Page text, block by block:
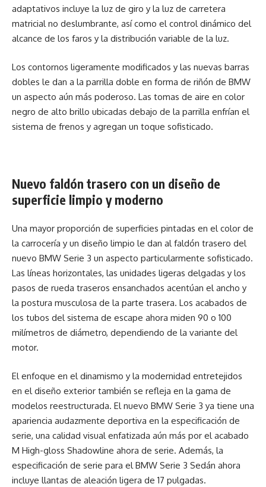
adaptativos incluye la luz de giro y la luz de carretera
matricial no deslumbrante, así como el control dinámico del
alcance de los faros y la distribución variable de la luz.
Los contornos ligeramente modificados y las nuevas barras
dobles le dan a la parrilla doble en forma de riñón de BMW
un aspecto aún más poderoso. Las tomas de aire en color
negro de alto brillo ubicadas debajo de la parrilla enfrían el
sistema de frenos y agregan un toque sofisticado.
Nuevo faldón trasero con un diseño de
superficie limpio y moderno
Una mayor proporción de superficies pintadas en el color de
la carrocería y un diseño limpio le dan al faldón trasero del
nuevo BMW Serie 3 un aspecto particularmente sofisticado.
Las líneas horizontales, las unidades ligeras delgadas y los
pasos de rueda traseros ensanchados acentúan el ancho y
la postura musculosa de la parte trasera. Los acabados de
los tubos del sistema de escape ahora miden 90 o 100
milímetros de diámetro, dependiendo de la variante del
motor.
El enfoque en el dinamismo y la modernidad entretejidos
en el diseño exterior también se refleja en la gama de
modelos reestructurada. El nuevo BMW Serie 3 ya tiene una
apariencia audazmente deportiva en la especificación de
serie, una calidad visual enfatizada aún más por el acabado
M High-gloss Shadowline ahora de serie. Además, la
especificación de serie para el BMW Serie 3 Sedán ahora
incluye llantas de aleación ligera de 17 pulgadas.